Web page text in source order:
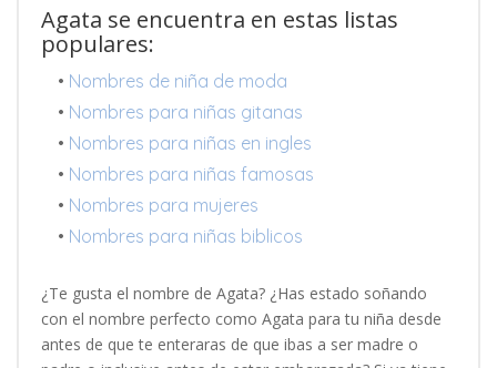
Agata se encuentra en estas listas
populares:
• Nombres de niña de moda
• Nombres para niñas gitanas
• Nombres para niñas en ingles
• Nombres para niñas famosas
• Nombres para mujeres
• Nombres para niñas biblicos
¿Te gusta el nombre de Agata? ¿Has estado soñando
con el nombre perfecto como Agata para tu niña desde
antes de que te enteraras de que ibas a ser madre o